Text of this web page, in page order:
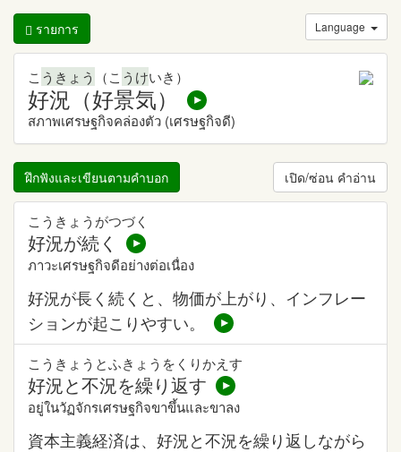
รายการ Language
こ うきょう （こ うけいき）
好況（好景気）
สภาพเศรษฐกิจคล่องตัว (เศรษฐกิจดี)
เปิด/ซ่อน คำอ่าน
ฝึกฟังและเขียนตามคำบอก
こうきょうがつづく
好況が続く
ภาวะเศรษฐกิจดีอย่างต่อเนื่อง
好況が長く続くと、物価が上がり、インフレー
ションが起こりやすい。
こうきょうとふきょうをくりかえす
好況と不況を繰り返す
อยู่ในวัฏจักรเศรษฐกิจขาขึ้นและขาลง
資本主義経済は、好況と不況を繰り返しながら